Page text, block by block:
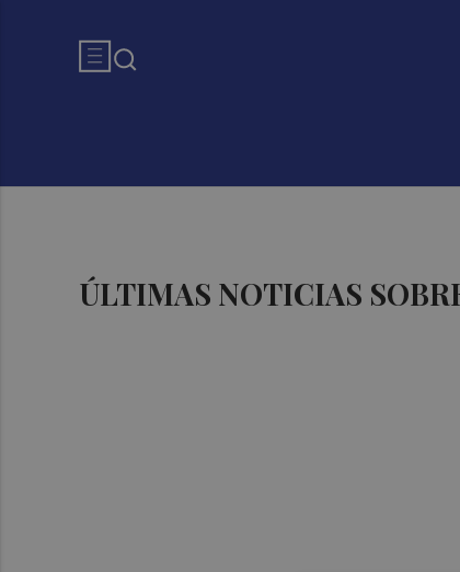
ÚLTIMAS NOTICIAS